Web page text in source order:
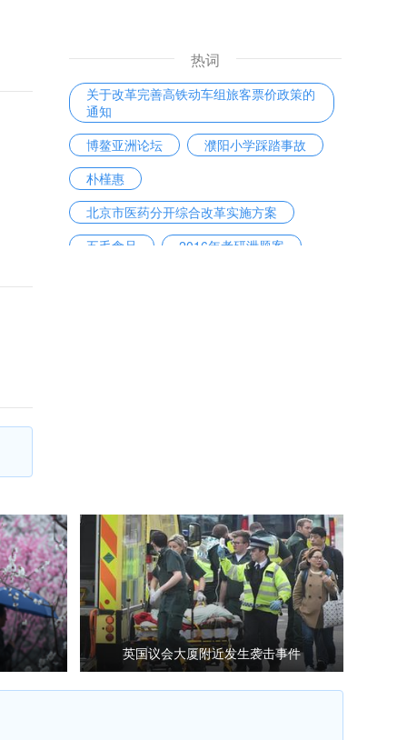
热词
关于改革完善高铁动车组旅客票价政策的
通知
博鳌亚洲论坛
濮阳小学踩踏事故
朴槿惠
北京市医药分开综合改革实施方案
五毛食品
2016年考研泄题案
英国议会大厦附近发生袭击事件